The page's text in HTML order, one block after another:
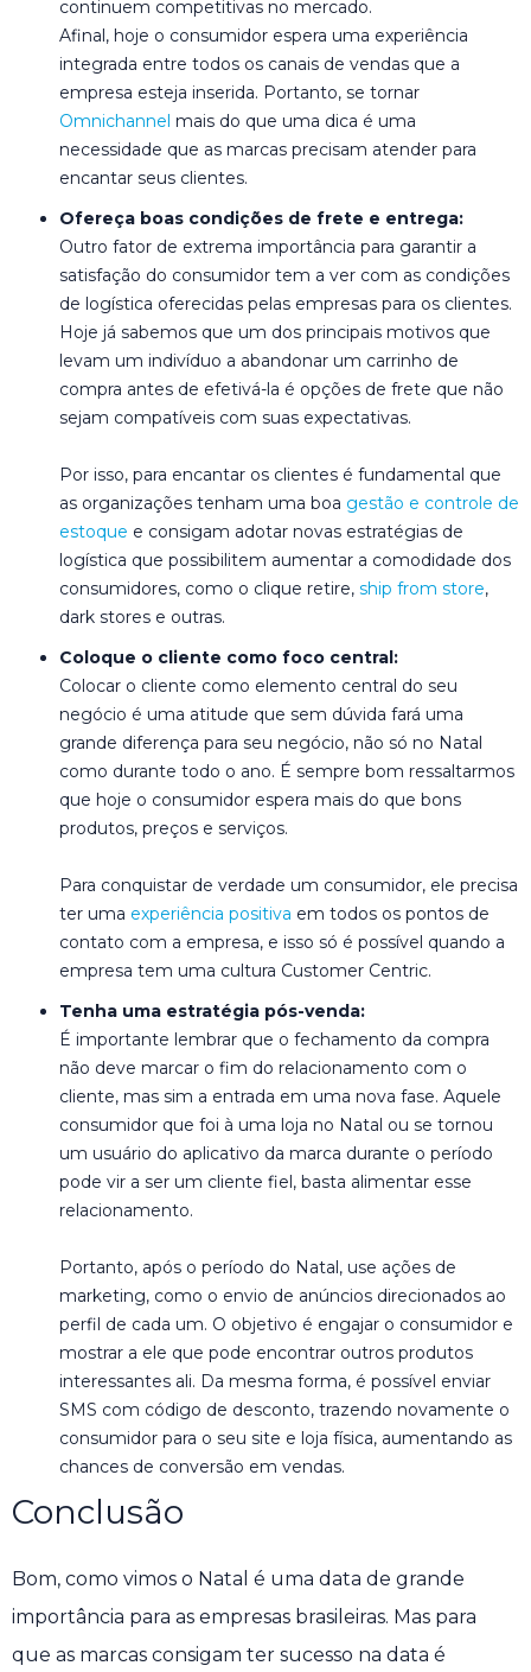
continuem competitivas no mercado.
Afinal, hoje o consumidor espera uma experiência
integrada entre todos os canais de vendas que a
empresa esteja inserida. Portanto, se tornar
Omnichannel mais do que uma dica é uma
necessidade que as marcas precisam atender para
encantar seus clientes.
Ofereça boas condições de frete e entrega:
Outro fator de extrema importância para garantir a
satisfação do consumidor tem a ver com as condições
de logística oferecidas pelas empresas para os clientes.
Hoje já sabemos que um dos principais motivos que
levam um indivíduo a abandonar um carrinho de
compra antes de efetivá-la é opções de frete que não
sejam compatíveis com suas expectativas.
Por isso, para encantar os clientes é fundamental que
as organizações tenham uma boa gestão e controle de
estoque e consigam adotar novas estratégias de
logística que possibilitem aumentar a comodidade dos
consumidores, como o clique retire, ship from store,
dark stores e outras.
Coloque o cliente como foco central:
Colocar o cliente como elemento central do seu
negócio é uma atitude que sem dúvida fará uma
grande diferença para seu negócio, não só no Natal
como durante todo o ano. É sempre bom ressaltarmos
que hoje o consumidor espera mais do que bons
produtos, preços e serviços.
Para conquistar de verdade um consumidor, ele precisa
ter uma experiência positiva em todos os pontos de
contato com a empresa, e isso só é possível quando a
empresa tem uma cultura Customer Centric.
Tenha uma estratégia pós-venda:
É importante lembrar que o fechamento da compra
não deve marcar o fim do relacionamento com o
cliente, mas sim a entrada em uma nova fase. Aquele
consumidor que foi à uma loja no Natal ou se tornou
um usuário do aplicativo da marca durante o período
pode vir a ser um cliente fiel, basta alimentar esse
relacionamento.
Portanto, após o período do Natal, use ações de
marketing, como o envio de anúncios direcionados ao
perfil de cada um. O objetivo é engajar o consumidor e
mostrar a ele que pode encontrar outros produtos
interessantes ali. Da mesma forma, é possível enviar
SMS com código de desconto, trazendo novamente o
consumidor para o seu site e loja física, aumentando as
chances de conversão em vendas.
Conclusão
Bom, como vimos o Natal é uma data de grande
importância para as empresas brasileiras. Mas para
que as marcas consigam ter sucesso na data é